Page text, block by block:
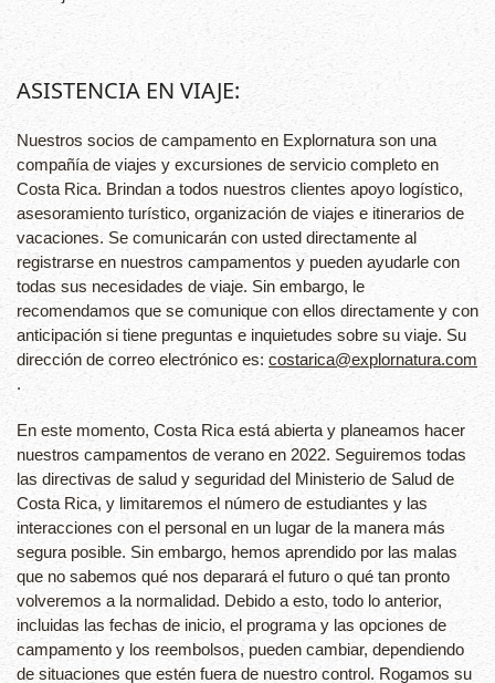
ASISTENCIA EN VIAJE:
Nuestros socios de campamento en Explornatura son una
compañía de viajes y excursiones de servicio completo en
Costa Rica. Brindan a todos nuestros clientes apoyo logístico,
asesoramiento turístico, organización de viajes e itinerarios de
vacaciones. Se comunicarán con usted directamente al
registrarse en nuestros campamentos y pueden ayudarle con
todas sus necesidades de viaje. Sin embargo, le
recomendamos que se comunique con ellos directamente y con
anticipación si tiene preguntas e inquietudes sobre su viaje. Su
dirección de correo electrónico es: costarica@explornatura.com
.
En este momento, Costa Rica está abierta y planeamos hacer
nuestros campamentos de verano en 2022. Seguiremos todas
las directivas de salud y seguridad del Ministerio de Salud de
Costa Rica, y limitaremos el número de estudiantes y las
interacciones con el personal en un lugar de la manera más
segura posible. Sin embargo, hemos aprendido por las malas
que no sabemos qué nos deparará el futuro o qué tan pronto
volveremos a la normalidad. Debido a esto, todo lo anterior,
incluidas las fechas de inicio, el programa y las opciones de
campamento y los reembolsos, pueden cambiar, dependiendo
de situaciones que estén fuera de nuestro control. Rogamos su